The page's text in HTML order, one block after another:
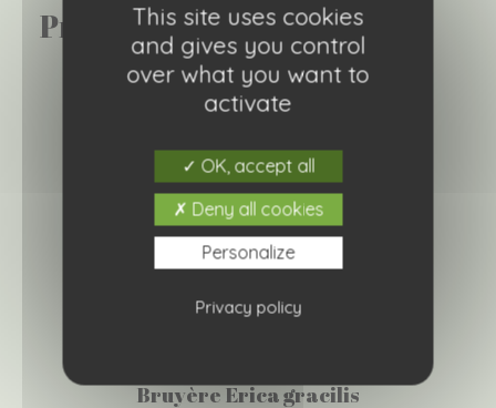
Produits similaires
Bruyère Erica gracilis
This site uses cookies
and gives you control
over what you want to
activate
OK, accept all
Deny all cookies
Personalize
Privacy policy